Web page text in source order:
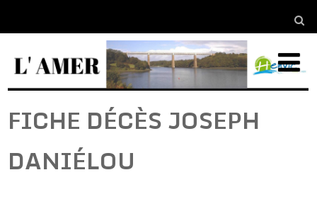
FICHE DÉCÈS JOSEPH
DANIÉLOU